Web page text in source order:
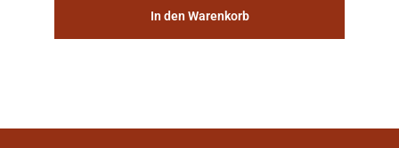
In den Warenkorb